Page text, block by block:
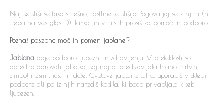
Naj se sliši še tako smešno, rastline te slišijo. Pogovarjaj se z njimi (ni
treba na ves glas :D), lahko jih v mislih prosiš za pomoč in podporo.
Poznaš posebno moč in pomen jablane?
Jablana daje podporo ljubezni in zdravljenju. V preteklosti so
obredno darovali jabolka, saj naj bi predstavljala hrano mrtvih,
simbol nesmrtnosti in duše. Cvetove jablane lahko uporabiš v skledi
podpore ali pa iz njih narediš kadila, ki bodo privabljala k tebi
ljubezen.